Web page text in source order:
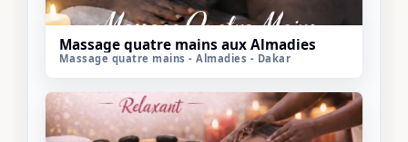
Massage quatre mains - Almadies - Dakar
Massage quatre mains aux Almadies